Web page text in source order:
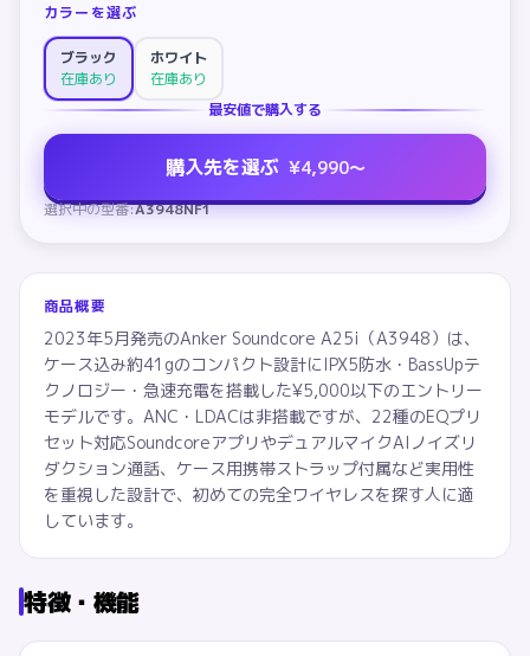
カラーを選ぶ
ブラック
在庫あり
ホワイト
在庫あり
最安値で購入する
購入先を選ぶ ¥4,990〜
選択中の型番:A3948NF1
商品概要
2023年5月発売のAnker Soundcore A25i（A3948）は、
ケース込み約41gのコンパクト設計にIPX5防水・BassUpテ
クノロジー・急速充電を搭載した¥5,000以下のエントリー
モデルです。ANC・LDACは非搭載ですが、22種のEQプリ
セット対応SoundcoreアプリやデュアルマイクAIノイズリ
ダクション通話、ケース用携帯ストラップ付属など実用性
を重視した設計で、初めての完全ワイヤレスを探す人に適
しています。
特徴・機能